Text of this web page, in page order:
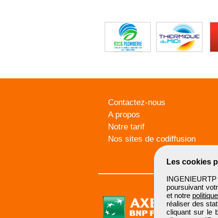
Les cookies
poursuivant
et notre
réaliser des
cliquant sur le
Contactez-nous
A propos
Notre tarif
Nos sites de codiffusion